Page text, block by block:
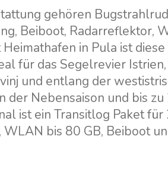
gehören
Beiboot, Radarreflektor,
in Pula ist diese
für das Segelrevier
und entlang der
der Nebensaison und bis
ist ein Transitlog Paket
bis 80 GB, Beiboot